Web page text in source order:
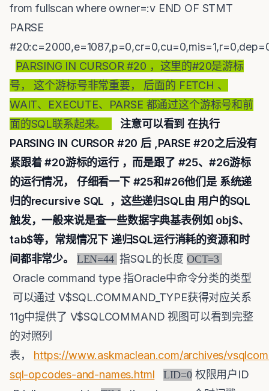
from fullscan where owner=:v END OF STMT
PARSE
PARSING IN CURSOR #20 ，这里的#20是游标
号， 这个游标号非常重要， 后面的 FETCH 、
WAIT、EXECUTE、PARSE 都通过这个游标号和前
面的SQL联系起来。
注意可以看到 在执行
PARSING IN CURSOR #20 后 ,PARSE #20之后没有
紧跟着 #20游标的运行 ，而是跟了 #25、#26游标
的运行情况， 仔细看一下 #25和#26他们是 系统递
归的recursive SQL ，这些递归SQL由 用户的SQL
触发，一般来说是查一些数据字典基表例如 obj$、
tab$等，常规情况下 递归SQL运行消耗的资源和时
间都非常少。
LEN=44 指SQL的长度 OCT=3
Oracle command type 指Oracle中命令分类的类型
可以通过 V$SQL.COMMAND_TYPE获得对应关系
11g中提供了 V$SQLCOMMAND 视图可以看到完整
的对照列
表， https://www.askmaclean.com/archives/
sql-opcodes-and-names.html
LID=0权限用户ID